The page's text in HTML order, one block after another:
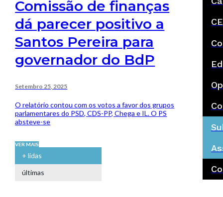
Comissão de finanças
dá parecer positivo a
Santos Pereira para
governador do BdP
Setembro 25, 2025
O relatório contou com os votos a favor dos grupos
parlamentares do PSD, CDS-PP, Chega e IL. O PS
absteve-se
VER MAIS
+ lidas
últimas